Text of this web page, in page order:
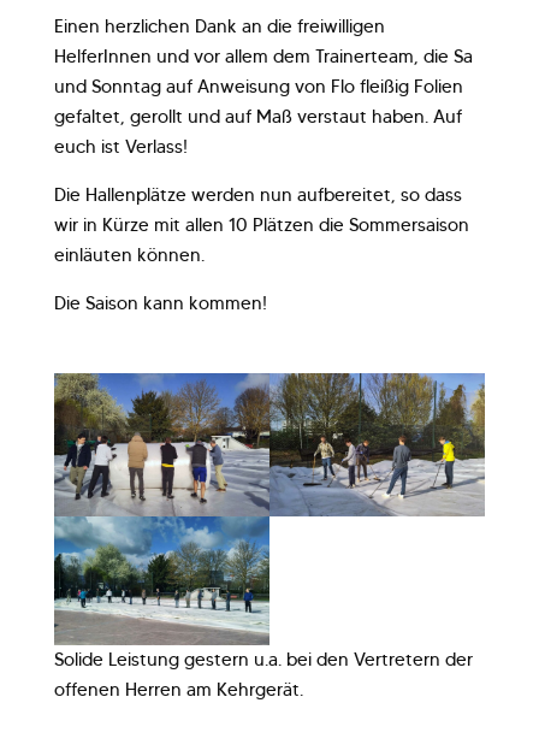
Einen herzlichen Dank an die freiwilligen
HelferInnen und vor allem dem Trainerteam, die Sa
und Sonntag auf Anweisung von Flo fleißig Folien
gefaltet, gerollt und auf Maß verstaut haben. Auf
euch ist Verlass!
Die Hallenplätze werden nun aufbereitet, so dass
wir in Kürze mit allen 10 Plätzen die Sommersaison
einläuten können.
Die Saison kann kommen!
Solide Leistung gestern u.a. bei den Vertretern der
offenen Herren am Kehrgerät.